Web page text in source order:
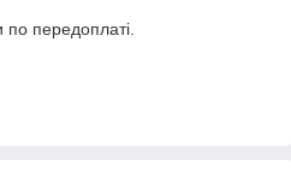
по передоплаті.